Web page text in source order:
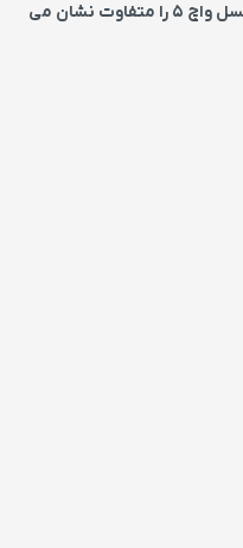
گوگل با تیزری جدید پیکسل واچ ۵ را متفاوت نشان می‌